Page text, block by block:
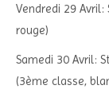
Vendredi 29
rouge)
Samedi 30 Avril:
(3ème classe,